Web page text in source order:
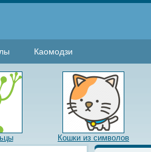
Каомодзи
Кошки из символов